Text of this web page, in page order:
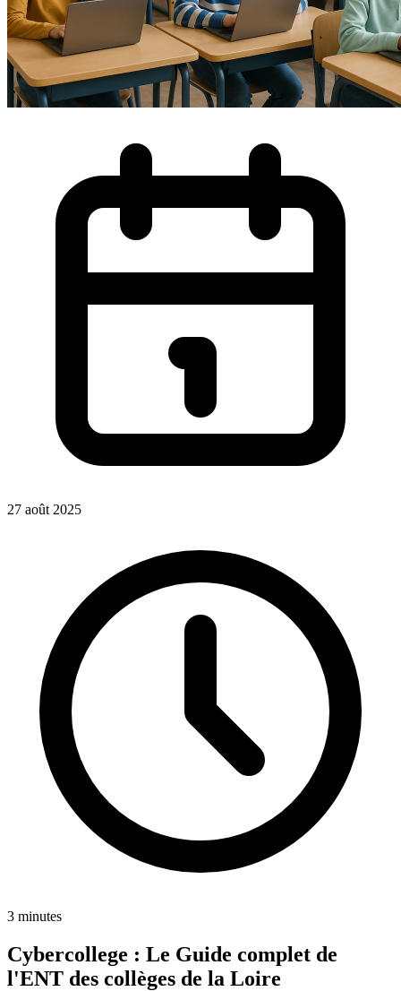
27 août 2025
3 minutes
Cybercollege : Le Guide complet de
l'ENT des collèges de la Loire